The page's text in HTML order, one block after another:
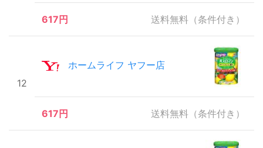
617円 送料無料（条件付き）
12
ホームライフ ヤフー店
617円 送料無料（条件付き）